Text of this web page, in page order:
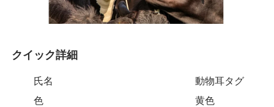
クイック詳細
氏名
動物耳タグ
色
黄色